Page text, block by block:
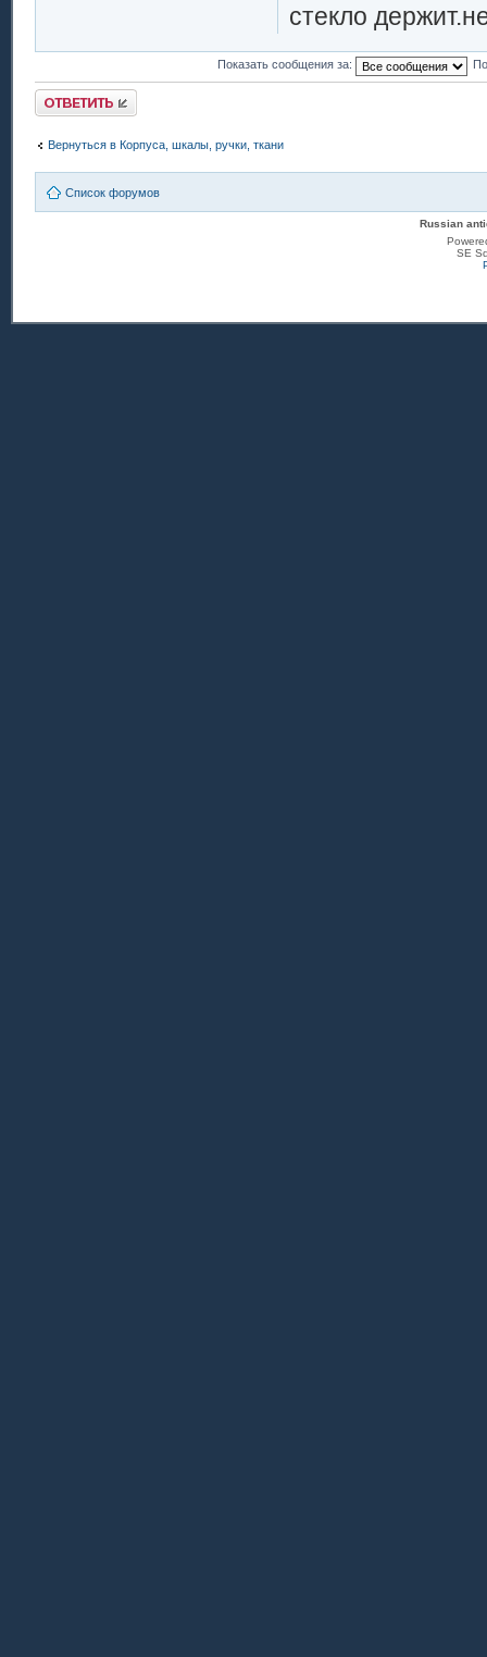
стекло
Показать сообщения за:
Ответить
Вернуться в Корпуса, шкалы, ручки, ткани
Список форумов
Russian
SE